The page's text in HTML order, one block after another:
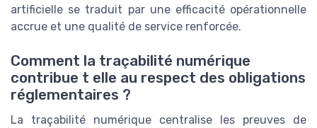
artificielle se traduit par une efficacité opérationnelle
accrue et une qualité de service renforcée.
Comment la traçabilité numérique
contribue t elle au respect des obligations
réglementaires ?
La traçabilité numérique centralise les preuves de